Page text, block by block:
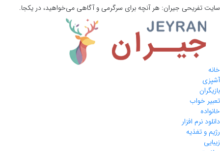
سایت تفریحی جیران: هر آنچه برای سرگرمی و آگاهی می‌خواهید، در یکجا.
خانه
آشپزی
بازیگران
تعبیر خواب
خانواده
دانلود نرم افزار
رژیم و تغذیه
زیبایی